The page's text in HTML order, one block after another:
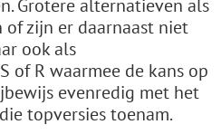
Grotere alternatieven als
of zijn er daarnaast niet
ook als
of R waarmee de kans op
evenredig met het
topversies toenam.